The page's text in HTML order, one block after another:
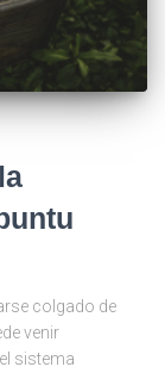
colgado de
venir
sistema